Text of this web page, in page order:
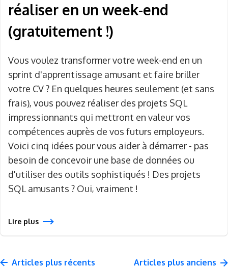
réaliser en un week-end
(gratuitement !)
Vous voulez transformer votre week-end en un
sprint d'apprentissage amusant et faire briller
votre CV ? En quelques heures seulement (et sans
frais), vous pouvez réaliser des projets SQL
impressionnants qui mettront en valeur vos
compétences auprès de vos futurs employeurs.
Voici cinq idées pour vous aider à démarrer - pas
besoin de concevoir une base de données ou
d'utiliser des outils sophistiqués ! Des projets
SQL amusants ? Oui, vraiment !
Lire plus